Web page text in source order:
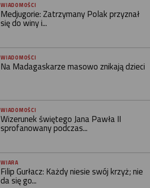
WIADOMOŚCI
Medjugorie: Zatrzymany Polak przyznał
się do winy i...
WIADOMOŚCI
Na Madagaskarze masowo znikają dzieci
WIADOMOŚCI
Wizerunek świętego Jana Pawła II
sprofanowany podczas...
WIARA
Filip Gurłacz: Każdy niesie swój krzyż; nie
da się go...